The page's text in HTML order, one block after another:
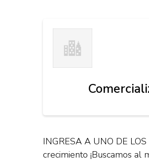
INGRESA A UNO DE
crecimiento ¡Buscamos